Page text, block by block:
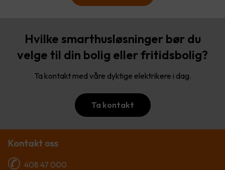
Hvilke smarthusløsninger bør du
velge til din bolig eller fritidsbolig?
Ta kontakt med våre dyktige elektrikere i dag.
Ta kontakt
Kontakt oss
408 47 000